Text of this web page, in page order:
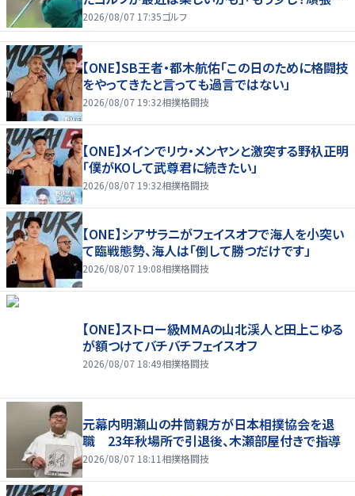
たいな」
2026/08/07 17:35ゴルフ
【ONE】SB王者・都木航佑「この日のために格闘技
をやってきたと言っても過言ではない」
2026/08/07 19:32相撲格闘技
【ONE】メインでリウ・メンヤンと激突する野杁正明
「僕がKOして武尊君に続きたい」
2026/08/07 19:32相撲格闘技
【ONE】シアサラニがフェイスオフで海人を小突い
て臨戦態勢、海人は「倒して勝つだけです」
2026/08/07 19:08相撲格闘技
【ONE】ストロー級MMAの山北渓人と田上こゆる
が額つけてバチバチフェイスオフ
2026/08/07 18:49相撲格闘技
元幕内明瀬山の井筒親方が日本相撲協会を退
職 23年秋場所で引退後、木瀬部屋付きで指導
2026/08/07 18:11 相撲格闘技